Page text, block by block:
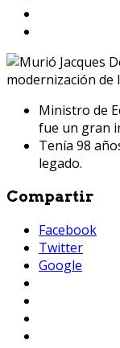
Ministro de
fue un gran
Tenía 98
legado.
Compartir
Facebook
Twitter
Google